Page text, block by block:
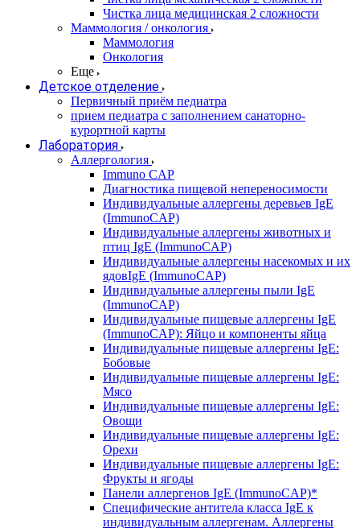
Чистка лица медицинская 2 сложности
Маммология / онкология
Маммология
Онкология
Еще
Детское отделение
Первичный приём педиатра
прием педиатра с заполнением санаторно-
курортной карты
Лаборатория
Аллергология
Immuno CAP
Диагностика пищевой непереносимости
Индивидуальные аллергены деревьев IgE
(ImmunoCAP)
Индивидуальные аллергены животных и
птиц IgE (ImmunoCAP)
Индивидуальные аллергены насекомых и их
ядовIgE (ImmunoCAP)
Индивидуальные аллергены пыли IgE
(ImmunoCAP)
Индивидуальные пищевые аллергены IgE
(ImmunoCAP): Яйцо и компоненты яйца
Индивидуальные пищевые аллергены IgE:
Бобовые
Индивидуальные пищевые аллергены IgE:
Мясо
Индивидуальные пищевые аллергены IgE:
Овощи
Индивидуальные пищевые аллергены IgE:
Орехи
Индивидуальные пищевые аллергены IgE:
Фрукты и ягоды
Панели аллергенов IgE (ImmunoCAP)*
Специфические антитела класса IgE к
индивидуальным аллергенам. Аллергены